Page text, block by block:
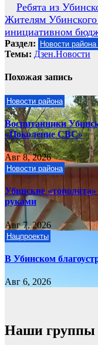
Навигация
по
записям
Ребята из
Жителям Убинского
инициативном
Раздел: Новости района
Темы: Дзен.Новости
Похожая запись
Новости района
Воспитанники
«Поколение СВС»
Авг 8, 2026
Новости района
Убинские
руками
Авг 7, 2026
Нацпроекты
В Убинском
Авг 6, 2026
Наши группы